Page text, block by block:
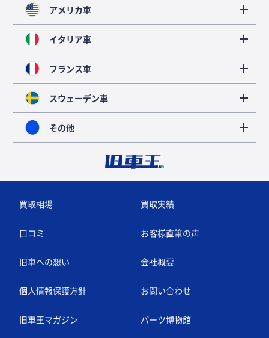
アメリカ車
イタリア車
フランス車
スウェーデン車
その他
買取相場 買取実績
口コミ お客様直筆の声
旧車への想い 会社概要
個人情報保護方針 お問い合わせ
旧車王マガジン パーツ博物館